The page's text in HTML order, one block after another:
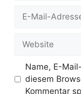
Website
Name, E-
diesem
Kommentar